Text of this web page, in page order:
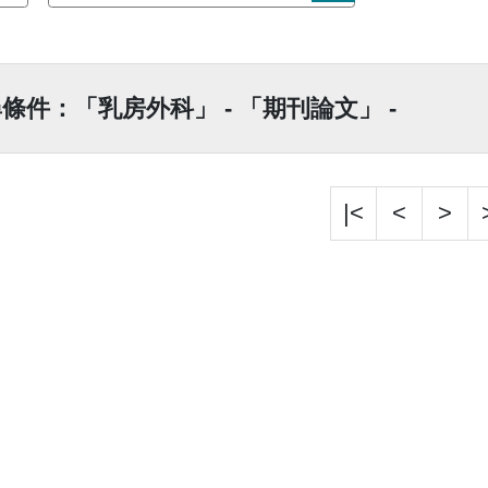
件：「乳房外科」 - 「期刊論文」 -
|< < >